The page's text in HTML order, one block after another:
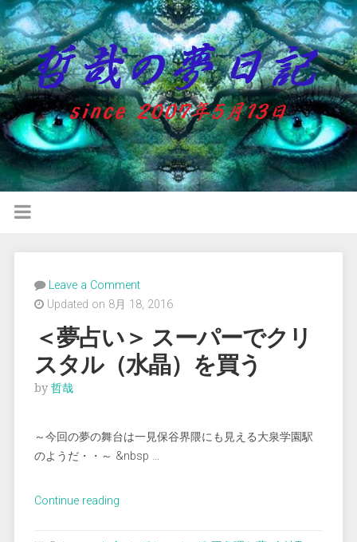
Leave a Comment
Updated on 8月 18, 2016
＜夢占い＞ スーパーでクリ
スタル（水晶）を買う
by 哲哉
～今回の夢の舞台は一見保谷界隈にも見える大泉学園駅
のようだ・・～ &nbsp …
Continue reading“＜